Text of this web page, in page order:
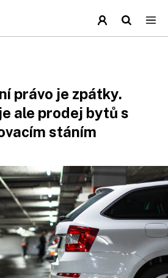
právo je zpátky.
ale prodej bytů s
stáním